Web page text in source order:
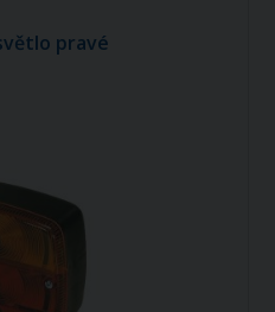
pravé